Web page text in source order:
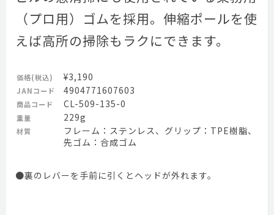
（プロ用）ゴムを採用。伸縮ポールを使
えば高所の掃除もラクにできます。
価格(税込) ¥3,190
JANコード 4904771607603
商品コード CL-509-135-0
重量 229g
材質
フレーム：ステンレス、グリップ：TPE樹脂、
先ゴム：合成ゴム
●裏のレバーを手前に引くとヘッドが外れます。